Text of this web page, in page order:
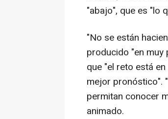
"abajo", que es "lo
"No se están
producido "en muy
que "el reto está
mejor pronóstico".
permitan conocer
animado.